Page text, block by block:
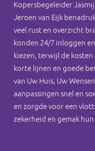
Kopersbegeleider
Jeroen van Eijk
veel rust en overzicht
konden 24/7 inloggen
kiezen, terwijl de
korte lijnen en goede
van Uw Huis, Uw
aanpassingen snel en
en zorgde voor een
zekerheid en gemak